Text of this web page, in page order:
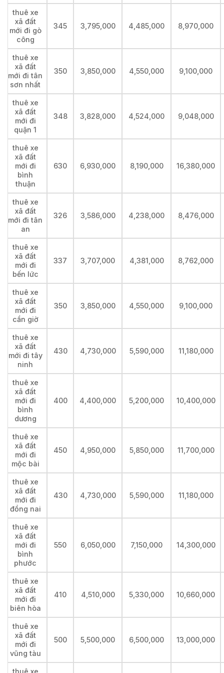
thuê xe
xã đất
mới đi gò
công
345 3,795,000 4,485,000 8,970,000
thuê xe
xã đất
mới đi tân
sơn nhất
350 3,850,000 4,550,000 9,100,000
thuê xe
xã đất
mới đi
quận 1
348 3,828,000 4,524,000 9,048,000
thuê xe
xã đất
mới đi
bình
thuận
630 6,930,000 8,190,000 16,380,000
thuê xe
xã đất
mới đi tân
an
326 3,586,000 4,238,000 8,476,000
thuê xe
xã đất
mới đi
bến lức
337 3,707,000 4,381,000 8,762,000
thuê xe
xã đất
mới đi
cần giờ
350 3,850,000 4,550,000 9,100,000
thuê xe
xã đất
mới đi tây
ninh
430 4,730,000 5,590,000 11,180,000
thuê xe
xã đất
mới đi
bình
dương
400 4,400,000 5,200,000 10,400,000
thuê xe
xã đất
mới đi
mộc bài
450 4,950,000 5,850,000 11,700,000
thuê xe
xã đất
mới đi
đồng nai
430 4,730,000 5,590,000 11,180,000
thuê xe
xã đất
mới đi
bình
phước
550 6,050,000 7,150,000 14,300,000
thuê xe
xã đất
mới đi
biên hòa
410 4,510,000 5,330,000 10,660,000
thuê xe
xã đất
mới đi
vũng tàu
500 5,500,000 6,500,000 13,000,000